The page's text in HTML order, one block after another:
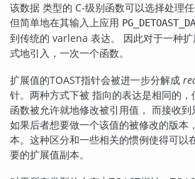
该数据 类型的 C-级别函数可以选择处理
但简单地在其输入上应用
到传统的 varlena 表达。 因此对于一种
式地引入，一次一个函数。
扩展值的TOAST指针会被进一步分解成
针。两种方式下被 指向的表达是相同的
函数被允许就地修改被引用值， 而接收到
如果后者想要做一个该值的被修改的版本
本。这种区分和一些相关的惯例使得可以
要的扩展值副本。